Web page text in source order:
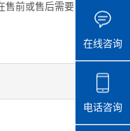
售前或售后需要
在线咨询
电话咨询